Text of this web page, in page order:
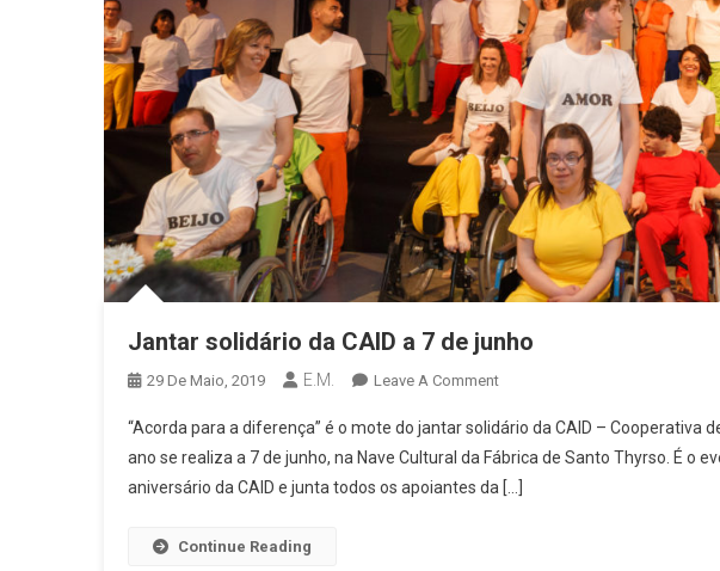
Jantar solidário da CAID a 7 de junho
29 De Maio, 2019 E.M. Leave A CommentOn
Solidário
Da
CAID
“Acorda para a diferença” é o mote do jantar solidário da CAID – Cooperativa
ano se realiza a 7 de junho, na Nave Cultural da Fábrica de Santo Thyrso. É o
aniversário da CAID e junta todos os apoiantes da […]
Continue Reading